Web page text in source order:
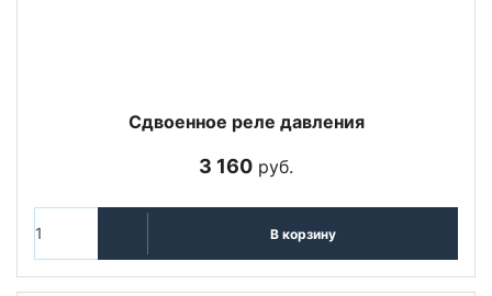
Сдвоенное реле давления
3 160 руб.
В корзину